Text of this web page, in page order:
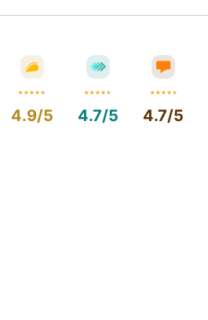
4.9/5 4.7/5 4.7/5